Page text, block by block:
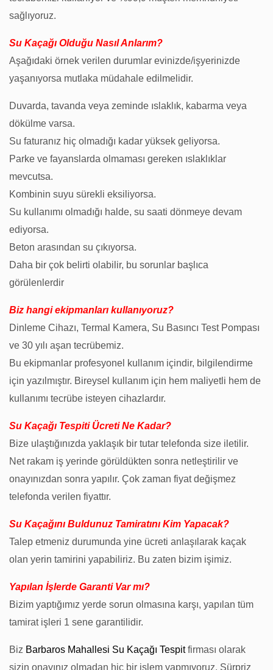
sağlıyoruz.
Su Kaçağı Olduğu Nasıl Anlarım?
Aşağıdaki örnek verilen durumlar evinizde/işyerinizde
yaşanıyorsa mutlaka müdahale edilmelidir.
Duvarda, tavanda veya zeminde ıslaklık, kabarma veya
dökülme varsa.
Su faturanız hiç olmadığı kadar yüksek geliyorsa.
Parke ve fayanslarda olmaması gereken ıslaklıklar
mevcutsa.
Kombinin suyu sürekli eksiliyorsa.
Su kullanımı olmadığı halde, su saati dönmeye devam
ediyorsa.
Beton arasından su çıkıyorsa.
Daha bir çok belirti olabilir, bu sorunlar başlıca
görülenlerdir
Biz hangi ekipmanları kullanıyoruz?
Dinleme Cihazı, Termal Kamera, Su Basıncı Test Pompası
ve 30 yılı aşan tecrübemiz.
Bu ekipmanlar profesyonel kullanım içindir, bilgilendirme
için yazılmıştır. Bireysel kullanım için hem maliyetli hem de
kullanımı tecrübe isteyen cihazlardır.
Su Kaçağı Tespiti Ücreti Ne Kadar?
Bize ulaştığınızda yaklaşık bir tutar telefonda size iletilir.
Net rakam iş yerinde görüldükten sonra netleştirilir ve
onayınızdan sonra yapılır. Çok zaman fiyat değişmez
telefonda verilen fiyattır.
Su Kaçağını Buldunuz Tamiratını Kim Yapacak?
Talep etmeniz durumunda yine ücreti anlaşılarak kaçak
olan yerin tamirini yapabiliriz. Bu zaten bizim işimiz.
Yapılan İşlerde Garanti Var mı?
Bizim yaptığımız yerde sorun olmasına karşı, yapılan tüm
tamirat işleri 1 sene garantilidir.
Biz Barbaros Mahallesi Su Kaçağı Tespitfirması olarak
sizin onayınız olmadan hiç bir işlem yapmıyoruz. Sürpriz